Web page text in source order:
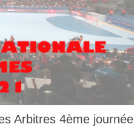
Arbitres 4ème journée